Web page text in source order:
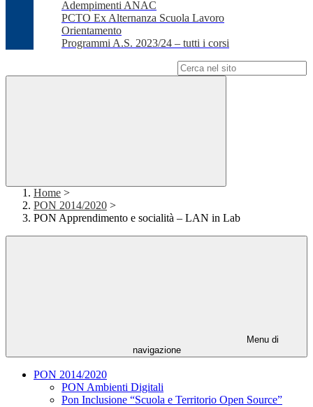
Adempimenti ANAC
PCTO Ex Alternanza Scuola Lavoro
Orientamento
Programmi A.S. 2023/24 – tutti i corsi
Home >
PON 2014/2020 >
PON Apprendimento e socialità – LAN in Lab
Menu di
navigazione
PON 2014/2020
PON Ambienti Digitali
Pon Inclusione “Scuola e Territorio Open Source”